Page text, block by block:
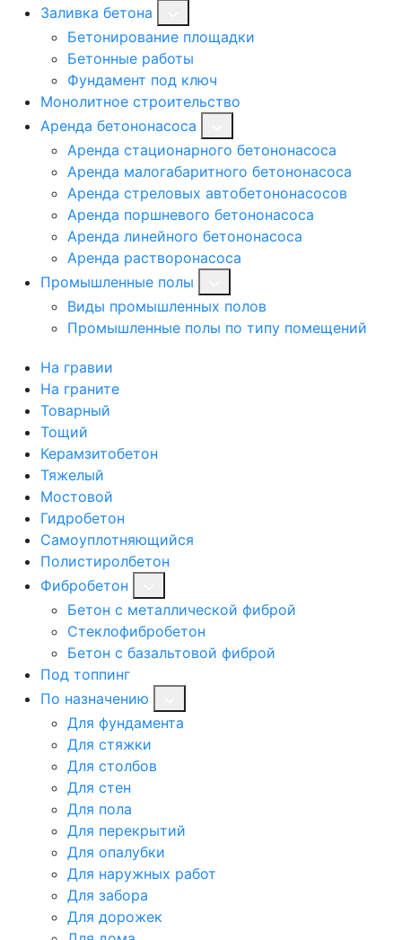
Заливка бетона
Бетонирование площадки
Бетонные работы
Фундамент под ключ
Монолитное строительство
Аренда бетононасоса
Аренда стационарного бетононасоса
Аренда малогабаритного бетононасоса
Аренда стреловых автобетононасосов
Аренда поршневого бетононасоса
Аренда линейного бетононасоса
Аренда растворонасоса
Промышленные полы
Виды промышленных полов
Промышленные полы по типу помещений
На гравии
На граните
Товарный
Тощий
Керамзитобетон
Тяжелый
Мостовой
Гидробетон
Самоуплотняющийся
Полистиролбетон
Фибробетон
Бетон с металлической фиброй
Стеклофибробетон
Бетон с базальтовой фиброй
Под топпинг
По назначению
Для фундамента
Для стяжки
Для столбов
Для стен
Для пола
Для перекрытий
Для опалубки
Для наружных работ
Для забора
Для дорожек